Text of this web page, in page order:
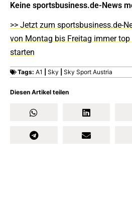
Diesen Artikel teilen
Keine sportsbusiness.de-News
>> Jetzt zum sportsbusiness.de-
von Montag bis Freitag immer
starten
Tags: A1 Sky Sky Sport Austria